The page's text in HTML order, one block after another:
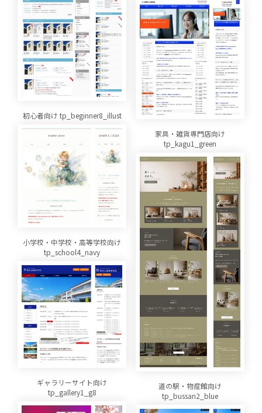
初心者向け tp_beginner8_illust
家具・雑貨専門店向け
tp_kagu1_green
小学校・中学校・高等学校向け
tp_school4_navy
ギャラリーサイト向け
tp_gallery1_g8
道の駅・物産館向け
tp_bussan2_blue